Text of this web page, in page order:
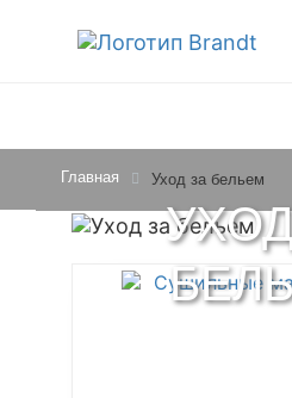
Главная Уход за бельем